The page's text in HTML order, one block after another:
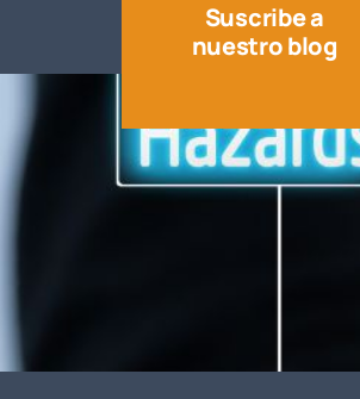
Suscribe a
nuestro blog